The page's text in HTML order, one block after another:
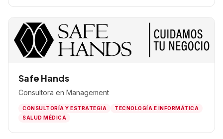
Safe Hands
Consultora en Management
CONSULTORÍA Y ESTRATEGIA
TECNOLOGÍA E INFORMÁTICA
SALUD MÉDICA